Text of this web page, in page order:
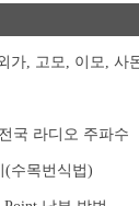
가, 고모, 이모, 사
국 라디오 주파수
(수목번식법)